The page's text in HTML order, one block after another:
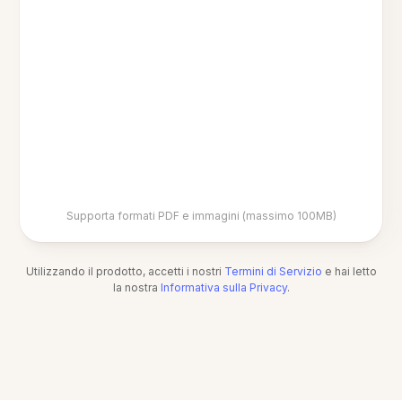
Supporta formati PDF e immagini (massimo 100MB)
Utilizzando il prodotto, accetti i nostri Termini di Servizio e hai letto
la nostra Informativa sulla Privacy.